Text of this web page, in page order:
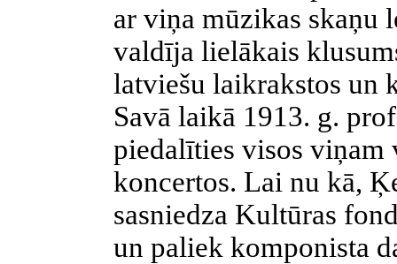
ar viņa mūzikas skaņu
valdīja lielākais
latviešu laikrakstos un
Savā laikā 1913. g.
piedalīties visos
koncertos. Lai nu kā,
sasniedza Kultūras
un paliek komponista